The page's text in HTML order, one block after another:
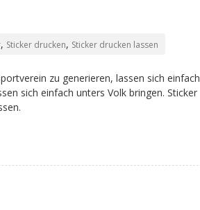
, Sticker drucken, Sticker drucken lassen
zu generieren, lassen sich einfach
sich einfach unters Volk bringen. Sticker